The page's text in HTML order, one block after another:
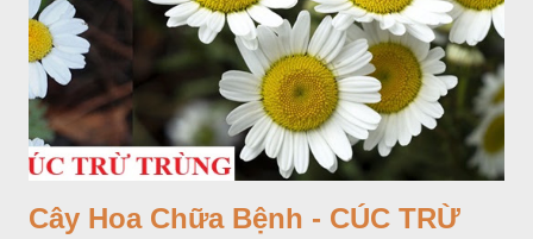
Cây Hoa Chữa Bệnh - CÚC TRỪ